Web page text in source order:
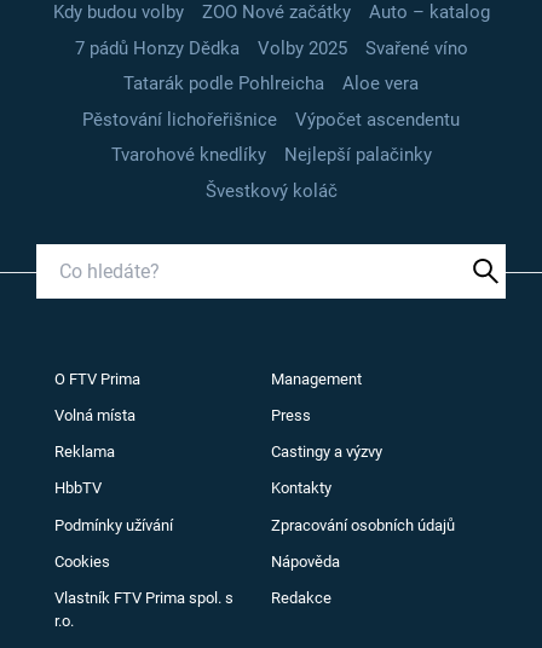
Kdy budou volby
ZOO Nové začátky
Auto – katalog
7 pádů Honzy Dědka
Volby 2025
Svařené víno
Tatarák podle Pohlreicha
Aloe vera
Pěstování lichořeřišnice
Výpočet ascendentu
Tvarohové knedlíky
Nejlepší palačinky
Švestkový koláč
O FTV Prima Management
Volná místa Press
Reklama Castingy a výzvy
HbbTV Kontakty
Podmínky užívání Zpracování osobních údajů
Cookies Nápověda
Vlastník FTV Prima spol. s
r.o.
Redakce